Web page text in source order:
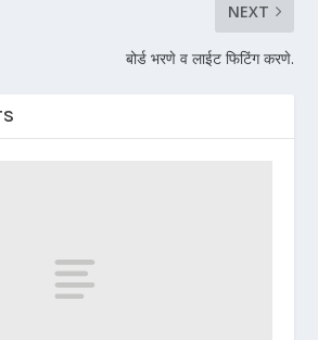
NEXT
बोर्ड भरणे व लाईट फिटिंग करणे.